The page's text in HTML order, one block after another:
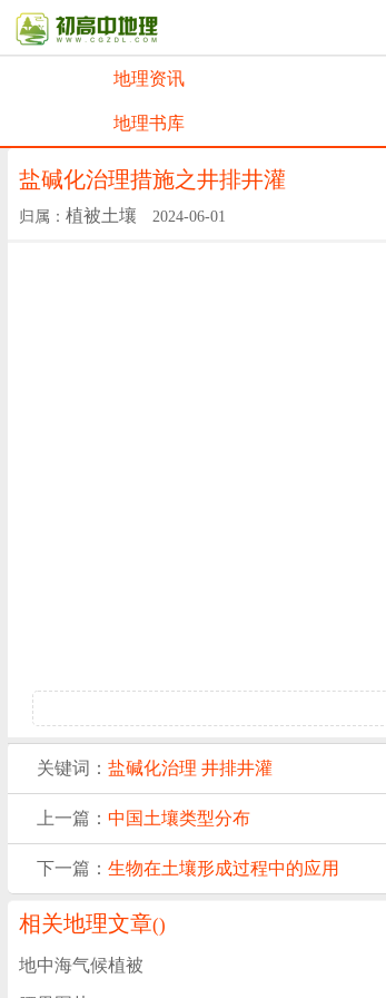
地理资讯
地理书库
盐碱化治理措施之井排井灌
归属： 植被土壤 2024-06-01
关键词：盐碱化治理 井排井灌
上一篇：中国土壤类型分布
下一篇：生物在土壤形成过程中的应用
相关地理文章()
地中海气候植被